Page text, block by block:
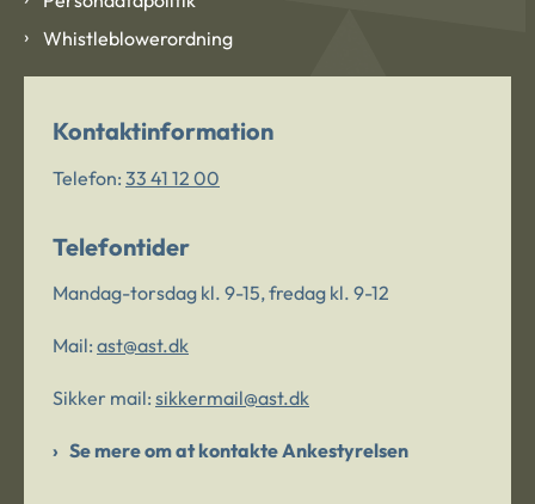
Whistleblowerordning
Kontaktinformation
Telefon: 33 41 12 00
Telefontider
Mandag-torsdag kl. 9-15, fredag kl. 9-12
Mail: ast@ast.dk
Sikker mail: sikkermail@ast.dk
Se mere om at kontakte Ankestyrelsen